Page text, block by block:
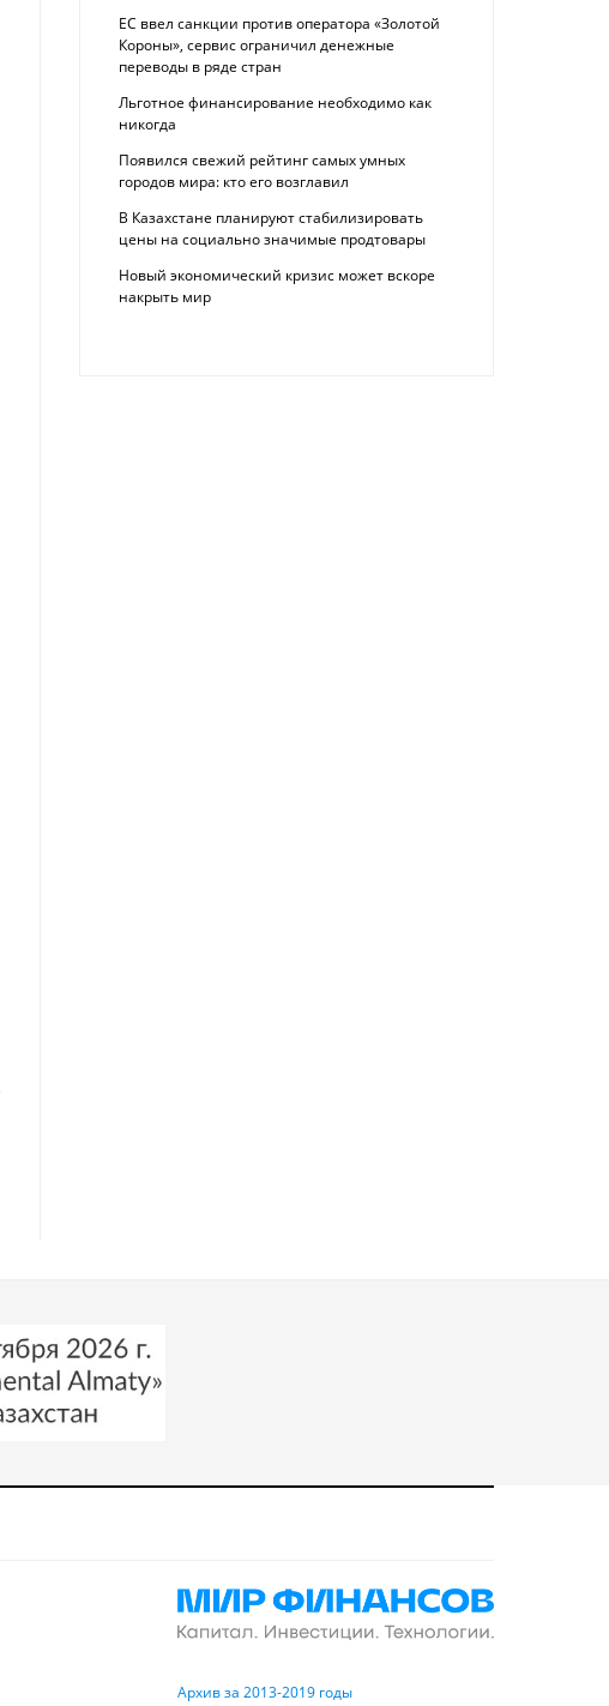
ЕС ввел санкции против оператора «Золотой
Короны», сервис ограничил денежные
переводы в ряде стран
Льготное финансирование необходимо как
никогда
Появился свежий рейтинг самых умных
городов мира: кто его возглавил
В Казахстане планируют стабилизировать
цены на социально значимые продтовары
Новый экономический кризис может вскоре
накрыть мир
Архив за 2013-2019 годы